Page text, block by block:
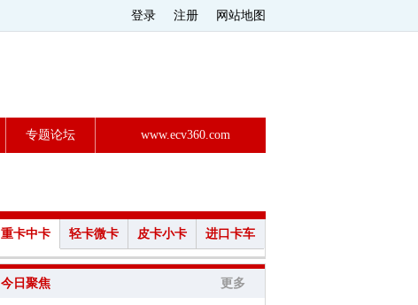
登录 注册 网站地图
专题论坛 www.ecv360.com
重卡中卡 轻卡微卡 皮卡小卡 进口卡车
今日聚焦 更多